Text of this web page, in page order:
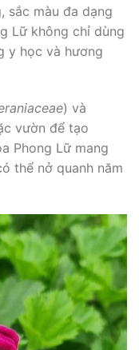
sắc màu đa dạng
Lữ không chỉ dùng
y học và hương
) và
vườn để tạo
Phong Lữ mang
thể nở quanh năm